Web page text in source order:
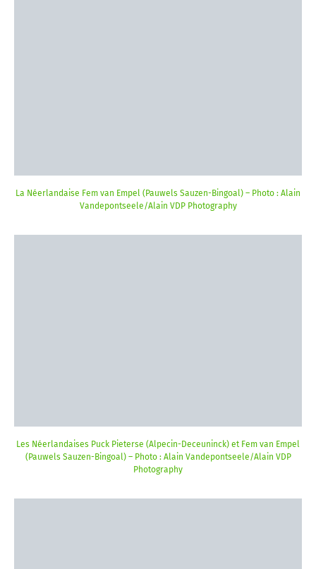
La Néerlandaise Fem van Empel (Pauwels Sauzen-Bingoal) – Photo : Alain
Vandepontseele/Alain VDP Photography
Les Néerlandaises Puck Pieterse (Alpecin-Deceuninck) et Fem van Empel
(Pauwels Sauzen-Bingoal) – Photo : Alain Vandepontseele/Alain VDP
Photography